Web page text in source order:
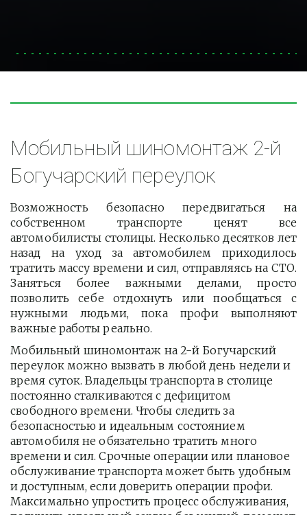
Мобильный шиномонтаж 2-й
Богучарский переулок
Возможность безопасно передвигаться на
собственном транспорте ценят все
автомобилисты столицы. Несколько десятков лет
назад на уход за автомобилем приходилось
тратить массу времени и сил, отправляясь на СТО.
Заняться более важными делами, просто
позволить себе отдохнуть или пообщаться с
нужными людьми, пока профи выполняют
важные работы реально.
Мобильный шиномонтаж на 2-й Богучарский
переулок можно вызвать в любой день недели и
время суток. Владельцы транспорта в столице
постоянно сталкиваются с дефицитом
свободного времени. Чтобы следить за
безопасностью и идеальным состоянием
автомобиля не обязательно тратить много
времени и сил. Срочные операции или плановое
обслуживание транспорта может быть удобным
и доступным, если доверить операции профи.
Максимально упростить процесс обслуживания,